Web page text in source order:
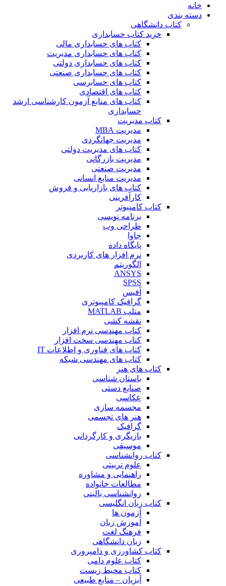
خانه
دسته بندی
کتاب دانشگاهی
خرید کتاب حسابداری
کتاب های حسابداری مالی
کتاب های حسابداری مدیریت
کتاب های حسابداری دولتی
کتاب های حسابداری صنعتی
کتاب های حسابرسی
کتاب های اقتصادی
کتاب های منابع آزمون کارشناسی ارشد
حسابداری
کتاب مدیریت
مدیریت MBA
مدیریت جهانگردی
کتاب های مدیریت دولتی
مدیریت بازرگانی
مدیریت صنعتی
مدیریت منابع انسانی
کتاب های بازاریابی و فروش
کارآفرینی
کتاب کامپیوتر
برنامه نویسی
طراحی وب
جاوا
پایگاه داده
نرم افزار های کاربردی
الگوریتم
ANSYS
SPSS
آفیس
گرافیک کامپیوتری
متلب MATLAB
نقشه کشی
کتاب مهندسی نرم افزار
کتاب مهندسی سخت افزار
کتاب های فناوری و اطلاعات IT
کتاب های مهندسی شبکه
کتاب های هنر
باستان شناسی
صنایع دستی
عکاسی
مجسمه سازی
هنر های تجسمی
گرافیک
بازیگری و کارگردانی
موسیقی
کتاب روانشناسی
علوم تربیتی
راهنمایی و مشاوره
مطالعات خانواده
روانشناسی بالینی
کتاب زبان انگلیسی
آزمون ها
آموزش زبان
فرهنگ لغت
زبان دانشگاهی
کتاب کشاورزی و دامپروری
کتاب علوم دامی
کتاب محیط زیست
آبزیان – منابع طبیعی